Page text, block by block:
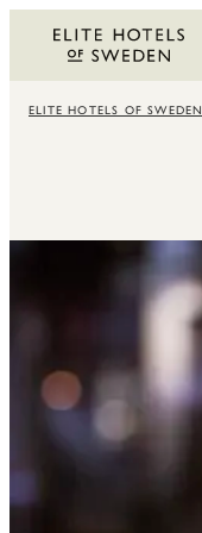
ELITE HOTELS OF SWEDEN